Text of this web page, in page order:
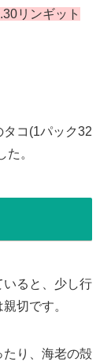
リンギット
コ(1パック32
。
いると、少し行
切です。
り、海老の殻